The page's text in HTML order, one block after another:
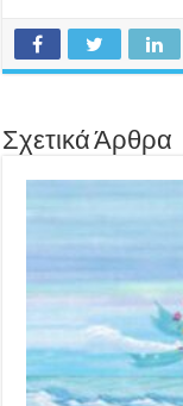
Σχετικά Άρθρα